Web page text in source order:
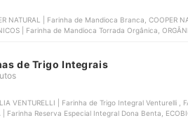
NATURAL | Farinha de Mandioca Branca, COOPER
| Farinha de Mandioca Torrada Orgânica,
de Trigo Integrais
VENTURELLI | Farinha de Trigo Integral Venturelli ,
| Farinha Reserva Especial Integral Dona Benta,